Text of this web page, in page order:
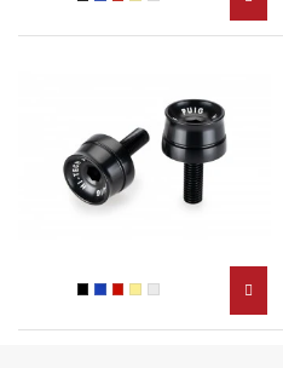
Czarny (N)
Niebieski (A)
Czerwony (R)
Złoty (O)
Srebrny (P)